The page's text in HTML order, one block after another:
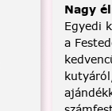
Nagy
Egyedi
a